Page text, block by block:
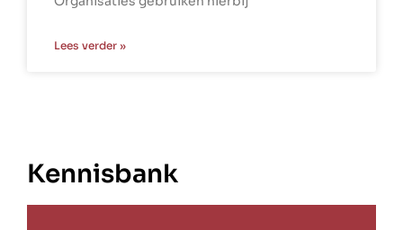
Lees verder »
Kennisbank